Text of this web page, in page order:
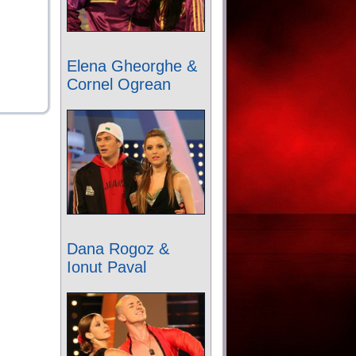
Elena Gheorghe &
Cornel Ogrean
Dana Rogoz &
Ionut Paval